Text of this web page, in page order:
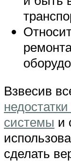
Взвесив
системы и
сделать